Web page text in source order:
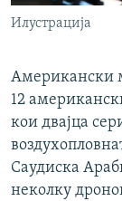
Илустрација
Американски
12
кои двајца
Саудиска
неколку